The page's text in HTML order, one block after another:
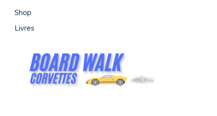
Shop
Livres